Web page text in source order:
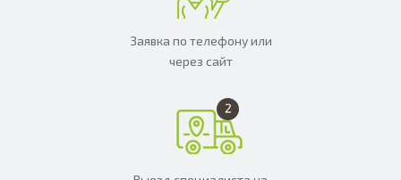
Заявка по телефону или
через сайт